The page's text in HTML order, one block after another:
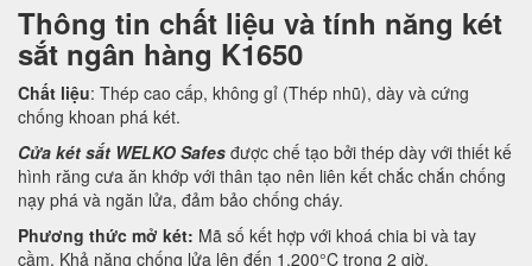
Thông tin chất liệu và tính năng két
sắt ngân hàng K1650
Chất liệu: Thép cao cấp, không gỉ (Thép nhũ), dày và cứng
chống khoan phá két.
Cửa két sắt WELKO Safes được chế tạo bởi thép dày với thiết kế
hình răng cưa ăn khớp với thân tạo nên liên kết chắc chắn chống
nạy phá và ngăn lửa, đảm bảo chống cháy.
Phương thức mở két: Mã số kết hợp với khoá chia bi và tay
cầm. Khả năng chống lửa lên đến 1.200°C trong 2 giờ.